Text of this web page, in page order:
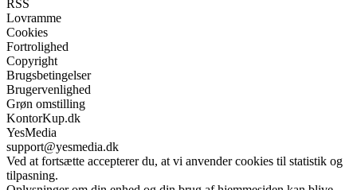
RSS
Lovramme
Cookies
Fortrolighed
Copyright
Brugsbetingelser
Brugervenlighed
Grøn omstilling
KontorKup.dk
YesMedia
support@yesmedia.dk
Ved at fortsætte accepterer du, at vi anvender cookies til statistik og
tilpasning.